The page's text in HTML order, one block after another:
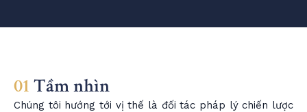
01 Tầm nhìn
Chúng tôi hướng tới vị thế là đối tác pháp lý chiến lược